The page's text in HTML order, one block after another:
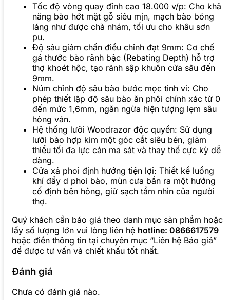
Tốc độ vòng quay đỉnh cao 18.000 v/p: Cho khả
năng bào hớt mặt gỗ siêu mịn, mạch bào bóng
láng như được chà nhám, tối ưu cho khâu sơn
pu.
Độ sâu giảm chấn điều chỉnh đạt 9mm: Cơ chế
gá thước bào rãnh bậc (Rebating Depth) hỗ trợ
thợ khoét hộc, tạo rãnh sập khuôn cửa sâu đến
9mm.
Núm chỉnh độ sâu bào bước mọc tinh vi: Cho
phép thiết lập độ sâu bào ăn phôi chính xác từ 0
đến mức 1,6mm, ngăn ngừa hiện tượng lẹm sâu
hỏng ván.
Hệ thống lưỡi Woodrazor độc quyền: Sử dụng
lưỡi bào hợp kim một góc cắt siêu bén, giảm
thiểu tối đa lực cản ma sát và thay thế cực kỳ dễ
dàng.
Cửa xả phoi định hướng tiện lợi: Thiết kế luồng
khí đẩy d phoi bào, mùn cưa bắn ra một hướng
cố định bên hông, giữ sạch tầm nhìn của người
thợ.
Quý khách cần báo giá theo danh mục sản phẩm hoặc
lấy số lượng lớn vui lòng liên hệ hotline: 0866617579
hoặc điền thông tin tại chuyên mục “Liên hệ Báo giá”
để được tư vấn và chiết khấu tốt nhất.
Đánh giá
Chưa có đánh giá nào.